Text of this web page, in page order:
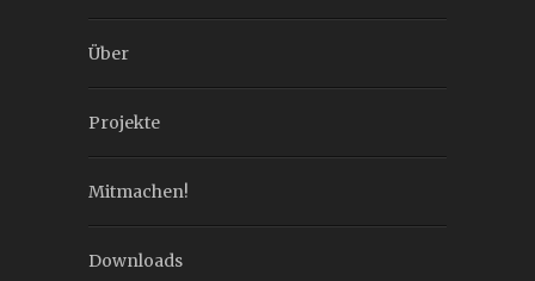
Über
Projekte
Mitmachen!
Downloads